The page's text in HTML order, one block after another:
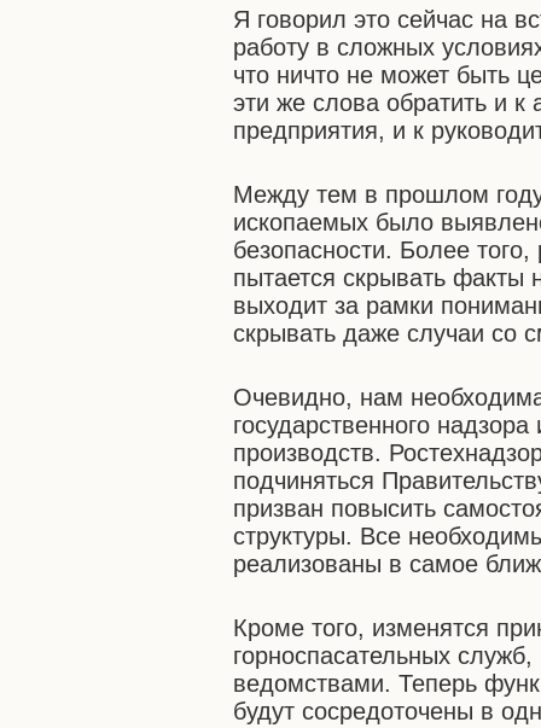
Я говорил это сейчас на
работу в сложных
что ничто не может быть
эти же слова обратить и
предприятия, и к
Между тем в прошлом
ископаемых было
безопасности. Более
пытается скрывать факты
выходит за рамки
скрывать даже случаи со
Очевидно, нам
государственного
производств.
подчиняться
призван повысить
структуры. Все
реализованы в самое
Кроме того, изменятся
горноспасательных
ведомствами. Теперь
будут сосредоточены в